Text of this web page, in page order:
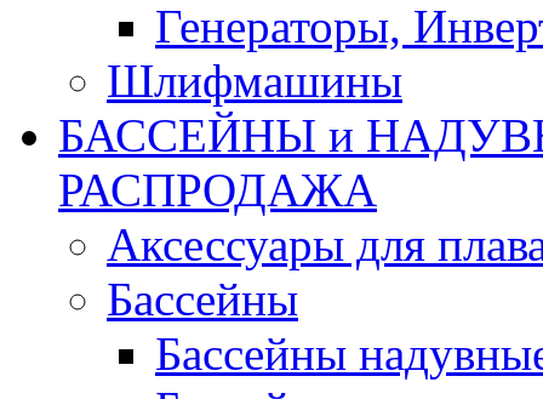
Генераторы,
Шлифмашины
БАССЕЙНЫ и
РАСПРОДАЖА
Аксессуары для
Бассейны
Бассейны